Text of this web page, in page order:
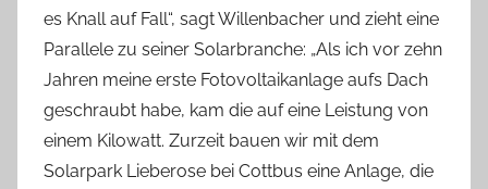
es Knall auf Fall“, sagt Willenbacher und zieht eine
Parallele zu seiner Solarbranche: „Als ich vor zehn
Jahren meine erste Fotovoltaikanlage aufs Dach
geschraubt habe, kam die auf eine Leistung von
einem Kilowatt. Zurzeit bauen wir mit dem
Solarpark Lieberose bei Cottbus eine Anlage, die